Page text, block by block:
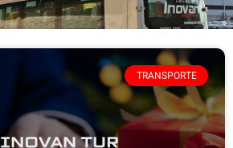
TRANSPORTE